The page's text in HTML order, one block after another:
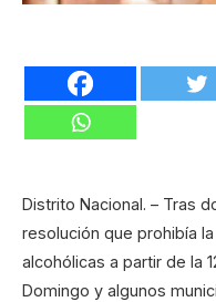
Distrito Nacional. – Tras
resolución que prohibía
alcohólicas a partir de la
Domingo y algunos